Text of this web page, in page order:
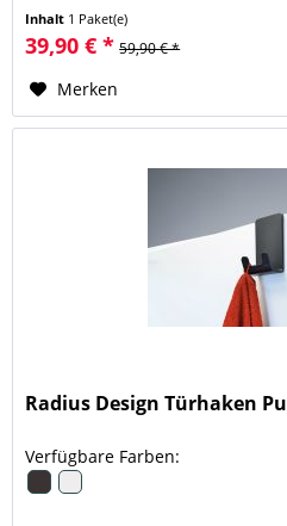
Inhalt 1 Paket(e)
39,90 € * 59,90 € *
Merken
Radius Design Türhaken
Verfügbare Farben: